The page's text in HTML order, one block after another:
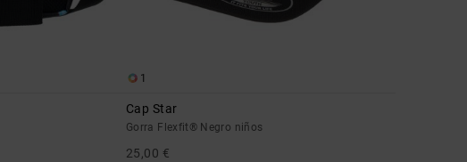
1
Cap Star
Gorra Flexfit® Negro niños
25,00 €